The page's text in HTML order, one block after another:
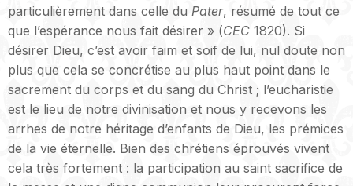
particulièrement dans celle du Pater, résumé de tout ce
que l’espérance nous fait désirer » (CEC 1820). Si
désirer Dieu, c’est avoir faim et soif de lui, nul doute non
plus que cela se concrétise au plus haut point dans le
sacrement du corps et du sang du Christ ; l’eucharistie
est le lieu de notre divinisation et nous y recevons les
arrhes de notre héritage d’enfants de Dieu, les prémices
de la vie éternelle. Bien des chrétiens éprouvés vivent
cela très fortement : la participation au saint sacrifice de